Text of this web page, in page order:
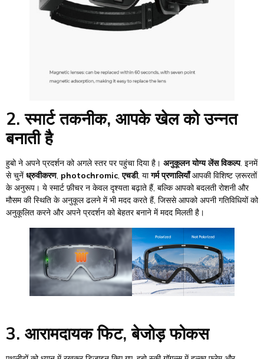
2. स्मार्ट तकनीक, आपके खेल को उन्नत
बनाती है
हुबो ने अपने प्रदर्शन को अगले स्तर पर पहुंचा दिया है। अनुकूलन योग्य लेंस विकल्प. इनमें
से चुनें ध्रुवीकरण, photochromic,एचडी, यागर्म प्रणालियाँआपकी विशिष्ट ज़रूरतों
के अनुरूप। ये स्मार्ट फ़ीचर न केवल दृश्यता बढ़ाते हैं, बल्कि आपको बदलती रोशनी और
मौसम की स्थिति के अनुकूल ढलने में भी मदद करते हैं, जिससे आपको अपनी गतिविधियों को
अनुकूलित करने और अपने प्रदर्शन को बेहतर बनाने में मदद मिलती है।
3. आरामदायक फिट, बेजोड़ फोकस